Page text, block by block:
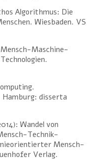
Algorithmus: Die
Wiesbaden. VS
Maschine-
Hamburg: disserta
Wandel von
Technik-
Mensch-
Verlag.